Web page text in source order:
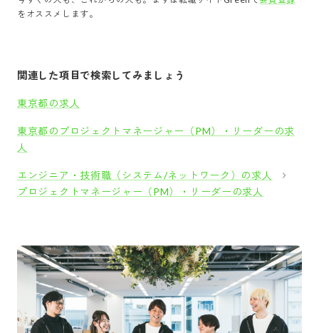
をオススメします。
関連した項目で検索してみましょう
東京都の求人
東京都のプロジェクトマネージャー（PM）・リーダーの求
人
エンジニア・技術職（システム/ネットワーク）の求人
プロジェクトマネージャー（PM）・リーダーの求人